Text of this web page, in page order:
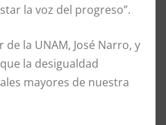
la voz del progreso”.
la UNAM, José Narro, y
la desigualdad
mayores de nuestra